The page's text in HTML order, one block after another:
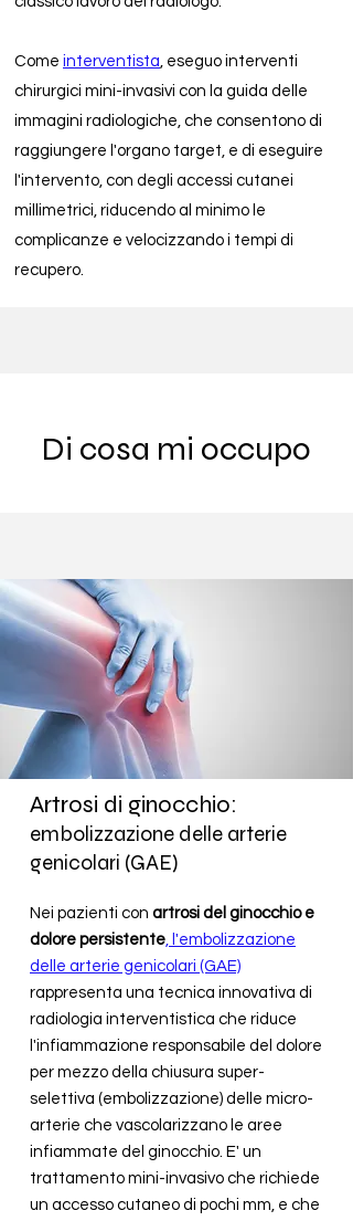
Come interventista, eseguo interventi
chirurgici mini-invasivi con la guida delle
immagini radiologiche, che consentono di
raggiungere l'organo target, e di eseguire
l'intervento, con degli accessi cutanei
millimetrici, riducendo al minimo le
complicanze e velocizzando i tempi di
recupero.
Di cosa mi occupo
Artrosi di ginocchio:
embolizzazione delle arterie
genicolari (GAE)
​Nei pazienti con artrosi del ginocchio e
dolore persistente, l'embolizzazione
delle arterie genicolari (GAE)
rappresenta una tecnica innovativa di
radiologia interventistica che riduce
l'infiammazione responsabile del dolore
per mezzo della chiusura super-
selettiva (embolizzazione) delle micro-
arterie che vascolarizzano le aree
infiammate del ginocchio. E' un
trattamento mini-invasivo che richiede
un accesso cutaneo di pochi mm, e che